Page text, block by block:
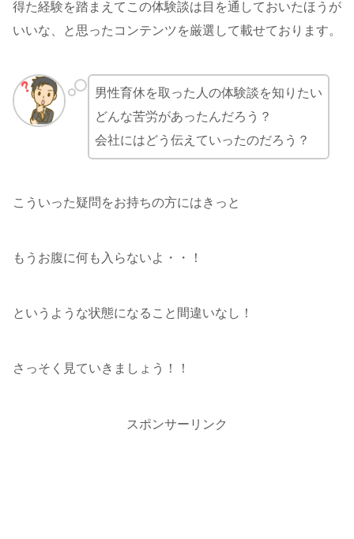
得た経験を踏まえてこの体験談は目を通しておいたほうが
いいな、と思ったコンテンツを厳選して載せております。
男性育休を取った人の体験談を知りたい
どんな苦労があったんだろう？
会社にはどう伝えていったのだろう？
こういった疑問をお持ちの方にはきっと
もうお腹に何も入らないよ・・！
というような状態になること間違いなし！
さっそく見ていきましょう！！
スポンサーリンク